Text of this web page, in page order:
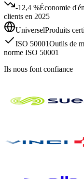
-12,4 %Économie
clients en 2025
UniverselProduits
ISO 50001Outils de
norme ISO 50001
Ils nous font confiance